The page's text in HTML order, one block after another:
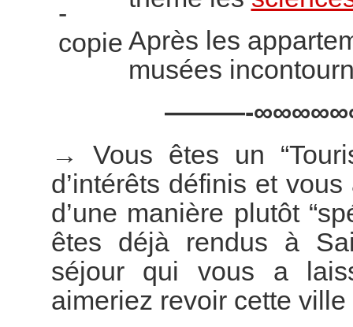
Après les
musées
———-
→Vous êtes un
d’intérêts définis et
d’une manière plutôt
êtes déjà rendus à
séjour qui vous a
aimeriez revoir cette